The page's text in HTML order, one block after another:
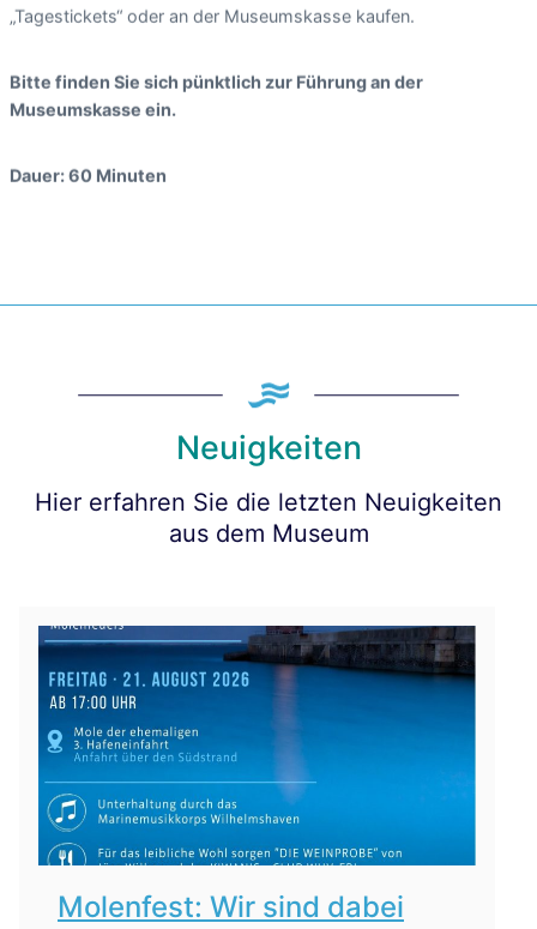
„Tagestickets“ oder an der Museumskasse kaufen.
Bitte finden Sie sich pünktlich zur Führung an der
Museumskasse ein.
Dauer: 60 Minuten
Neuigkeiten
Hier erfahren Sie die letzten Neuigkeiten
aus dem Museum
Molenfest: Wir sind dabei